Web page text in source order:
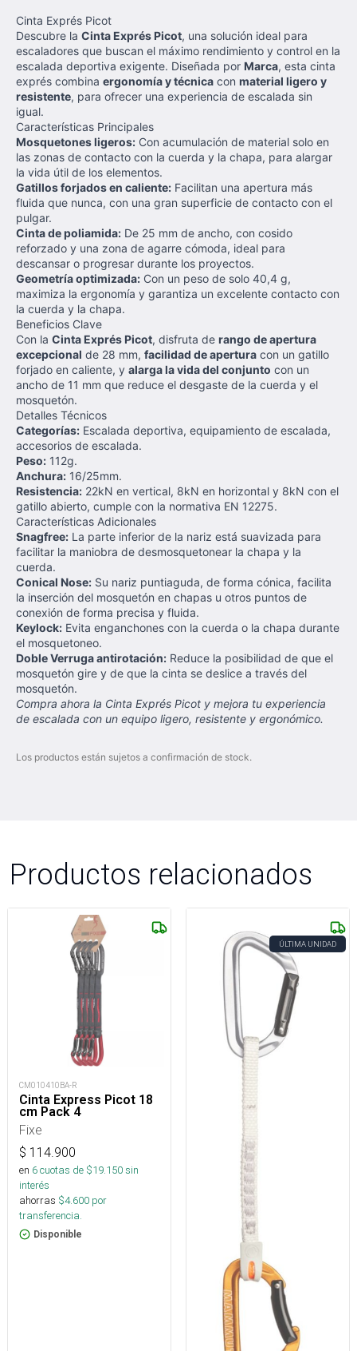
Cinta Exprés Picot
Descubre la Cinta Exprés Picot, una solución ideal para
escaladores que buscan el máximo rendimiento y control en la
escalada deportiva exigente. Diseñada por Marca, esta cinta
exprés combina ergonomía y técnica con material ligero y
resistente, para ofrecer una experiencia de escalada sin
igual.
Características Principales
Mosquetones ligeros: Con acumulación de material solo en
las zonas de contacto con la cuerda y la chapa, para alargar
la vida útil de los elementos.
Gatillos forjados en caliente: Facilitan una apertura más
fluida que nunca, con una gran superficie de contacto con el
pulgar.
Cinta de poliamida: De 25 mm de ancho, con cosido
reforzado y una zona de agarre cómoda, ideal para
descansar o progresar durante los proyectos.
Geometría optimizada: Con un peso de solo 40,4 g,
maximiza la ergonomía y garantiza un excelente contacto con
la cuerda y la chapa.
Beneficios Clave
Con la Cinta Exprés Picot, disfruta de rango de apertura
excepcional de 28 mm, facilidad de apertura con un gatillo
forjado en caliente, y alarga la vida del conjunto con un
ancho de 11 mm que reduce el desgaste de la cuerda y el
mosquetón.
Detalles Técnicos
Categorías: Escalada deportiva, equipamiento de escalada,
accesorios de escalada.
Peso: 112g.
Anchura: 16/25mm.
Resistencia: 22kN en vertical, 8kN en horizontal y 8kN con el
gatillo abierto, cumple con la normativa EN 12275.
Características Adicionales
Snagfree: La parte inferior de la nariz está suavizada para
facilitar la maniobra de desmosquetonear la chapa y la
cuerda.
Conical Nose: Su nariz puntiaguda, de forma cónica, facilita
la inserción del mosquetón en chapas u otros puntos de
conexión de forma precisa y fluida.
Keylock: Evita enganchones con la cuerda o la chapa durante
el mosquetoneo.
Doble Verruga antirotación: Reduce la posibilidad de que el
mosquetón gire y de que la cinta se deslice a través del
mosquetón.
Compra ahora la Cinta Exprés Picot y mejora tu experiencia
de escalada con un equipo ligero, resistente y ergonómico.
Los productos están sujetos a confirmación de stock.
Productos relacionados
CM010410BA-R
Cinta Express Picot 18
cm Pack 4
Fixe
$ 114.900
en 6cuotas de $19.150sin
interés
ahorras $4.600 por
transferencia.
Disponible
ÚLTIMA UNIDAD